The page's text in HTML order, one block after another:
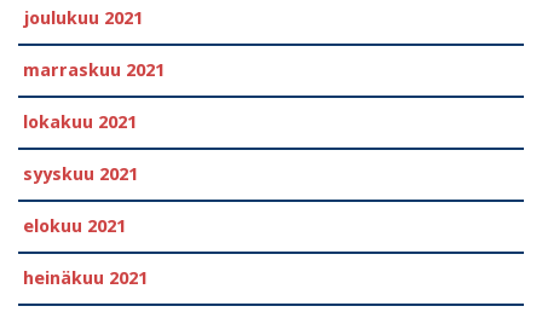
joulukuu 2021
marraskuu 2021
lokakuu 2021
syyskuu 2021
elokuu 2021
heinäkuu 2021